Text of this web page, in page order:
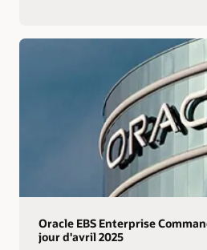
Oracle EBS Enterprise
jour d'avril 2025